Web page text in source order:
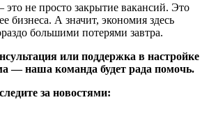
не просто закрытие вакансий. Это
бизнеса. А значит, экономия здесь
большими потерями завтра.
или поддержка в настройке
— наша команда будет рада помочь.
за новостями: